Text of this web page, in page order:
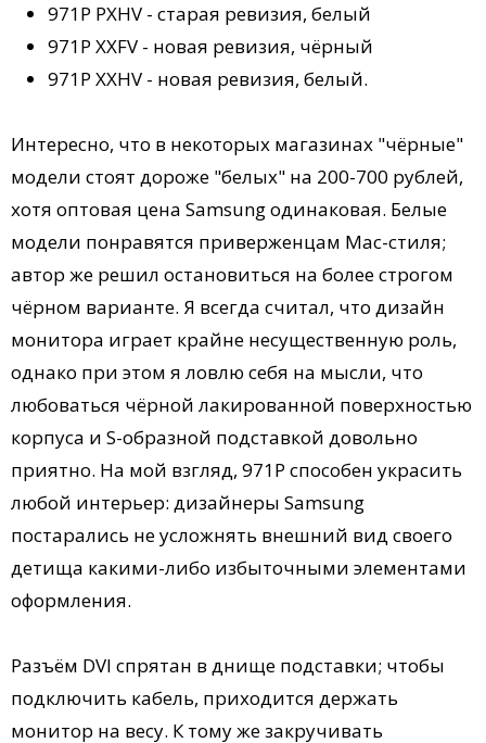
971P PXHV - старая ревизия, белый
971P XXFV - новая ревизия, чёрный
971P XXHV - новая ревизия, белый.
Интересно, что в некоторых магазинах "чёрные"
модели стоят дороже "белых" на 200-700 рублей,
хотя оптовая цена Samsung одинаковая. Белые
модели понравятся приверженцам Mac-стиля;
автор же решил остановиться на более строгом
чёрном варианте. Я всегда считал, что дизайн
монитора играет крайне несущественную роль,
однако при этом я ловлю себя на мысли, что
любоваться чёрной лакированной поверхностью
корпуса и S-образной подставкой довольно
приятно. На мой взгляд, 971P способен украсить
любой интерьер: дизайнеры Samsung
постарались не усложнять внешний вид своего
детища какими-либо избыточными элементами
оформления.
Разъём DVI спрятан в днище подставки; чтобы
подключить кабель, приходится держать
монитор на весу. К тому же закручивать